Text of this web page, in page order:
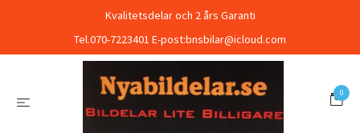
Kvalitetsdelar och 2 års Garanti
Tel.070-7223401 E-post:bnsbilar@icloud.com
0